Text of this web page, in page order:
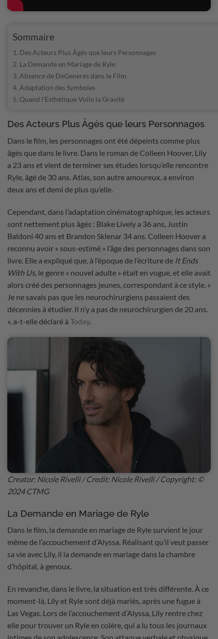
Sommaire
Des Acteurs Plus Âgés que leurs Personnages
La Demande en Mariage de Ryle
Absence de DeGeneres dans le Film
Adaptation des Symboles
Quand l’Esthétique Voile la Gravité
Des Acteurs Plus Âgés que leurs Personnages
Dans le film, les personnages ont été dépeints comme plus
âgés que dans le livre. Dans le roman de Colleen Hoover, Lily
a 23 ans et vient de terminer ses études lorsqu’elle rencontre
Ryle, âgé de 30 ans. Atlas, son autre amoureux, a environ
deux ans et demi de plus qu’elle.
Cependant, dans l’adaptation cinématographique, les acteurs
sont nettement plus âgés : Blake Lively a 36 ans, Justin
Baldoni 40 ans et Brandon Sklenar 34 ans. Colleen Hoover a
reconnu avoir « sous-estimé » l’âge des personnages dans son
livre. Elle a expliqué que, à l’époque de l’écriture de It Ends
With Us, le genre « nouvel adulte » était en vogue, et elle avait
alors créé des personnages jeunes, correspondant à ce style. «
Je ne savais pas que les neurochirurgiens passaient des
décennies à étudier. Il n’y a pas de neurochirurgien de 20 ans.
», a-t-elle déclaré à Today.
Creator: Nicole Rivelli / Credit: Nicole Rivelli / Copyright: ©
2024 CTMG
La Demande en Mariage de Ryle
Dans le film, la demande en mariage de Ryle survient le jour
même de l’accouchement d’Alyssa. Réalisant qu’il veut passer
sa vie avec Lily, il la demande en mariage dans la chambre
d’hôpital, à genoux.
En revanche, dans le livre, la situation est très différente. À ce
moment-là, Lily et Ryle sont déjà mariés, après une fugue à
Las Vegas. Lors de l’accouchement d’Alyssa, Lily rentre chez
elle pour trouver un Ryle en colère, qui a lu tous les journaux